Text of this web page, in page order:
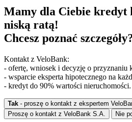
Mamy dla Ciebie kredyt
niską ratą!
Chcesz poznać
Kontakt z VeloBank:
- ofertę, wniosek i decyzję o przyznaniu
- wsparcie eksperta hipotecznego na
- kredyt do 90% wartości nieruchomości.
Tak - proszę o kontakt z ekspertem
Proszę o kontakt z VeloBank S.A.
Nie